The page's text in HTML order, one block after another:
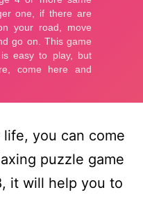
you can come
puzzle game
it will help you to